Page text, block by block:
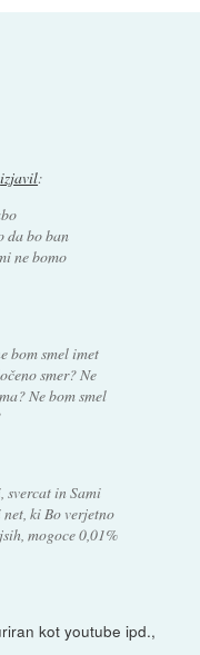
izjavil:
da bo ban
ne bomo
bom smel imet
smer? Ne
Ne bom smel
svercat in Sami
ki Bo verjetno
mogoce 0,01%
kot youtube ipd.,